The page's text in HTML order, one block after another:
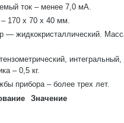
ток – менее 7,0 мА.
– 170 х 70 х 40 мм.
— жидкокристаллический.
интегральный,
– 0,5 кг.
прибора – более трех лет.
Значение